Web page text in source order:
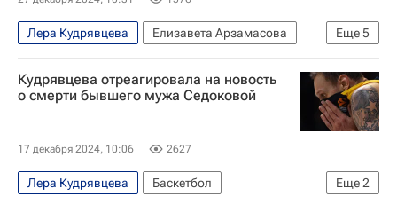
Еще5
Лера Кудрявцева
Елизавета Арзамасова
Илья Авербух
Роман Костомаров
Анфиса Чехова
Дарья Донцова Москва
Кудрявцева отреагировала на новость
о смерти бывшего мужа Седоковой
17 декабря 2024, 10:06 2627
Еще2
Лера Кудрявцева
Баскетбол
Анна Седокова
Янис Тимма